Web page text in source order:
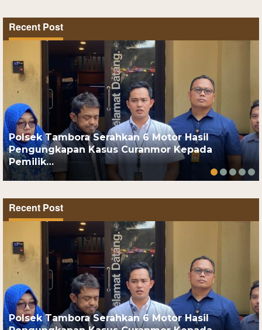
Recent Post
Polsek Tambora Serahkan 6 Motor Hasil
Pengungkapan Kasus Curanmor Kepada
Pemilik…
Recent Post
Polsek Tambora Serahkan 6 Motor Hasil